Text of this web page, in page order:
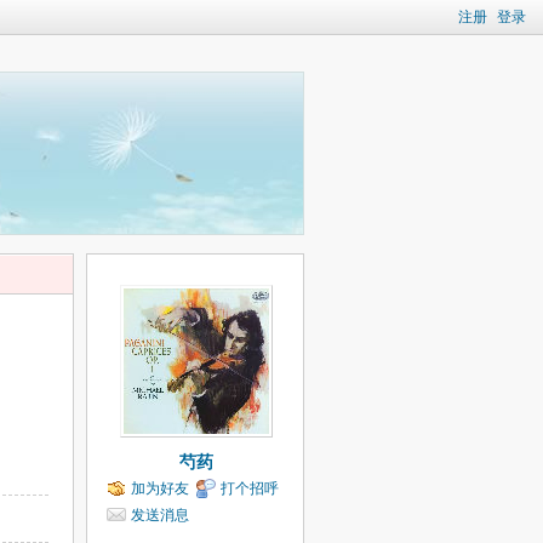
注册 登录
芍药
加为好友
打个招呼
发送消息